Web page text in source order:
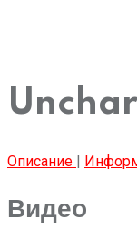
Описание |
Видео